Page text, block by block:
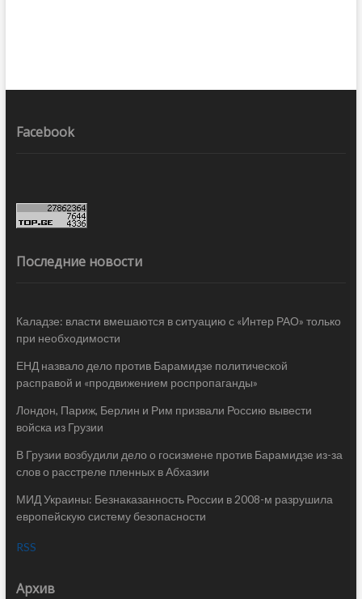
Facebook
Последние новости
Каладзе: власти вмешаются в ситуацию с «Интер РАО» только
при необходимости
ЕНД назвало дело против Барамидзе политической
расправой и «продвижением роспропаганды»
Лондон, Париж, Берлин и Рим призвали Россию вывести
войска из Грузии
В Грузии возбудили дело о госизмене против Барамидзе из-за
слов о расстреле пленных в Абхазии
МИД Украины: Безнаказанность России в 2008-м разрушила
европейскую систему безопасности
RSS
Архив